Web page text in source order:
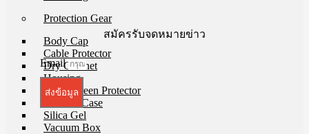
Protection Gear
Body Cap
Cable Protector
Dry Cabinet
Housing
LCD Screen Protector
Silicone Case
Silica Gel
Vacuum Box
สมัครรับจดหมายข่าว
Email
ส่งข้อมูล